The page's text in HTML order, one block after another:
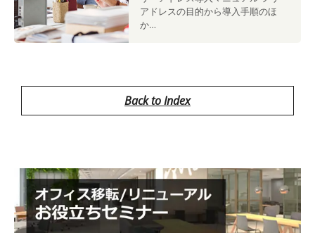
アドレスの目的から導入手順のほ
か…
Back to Index